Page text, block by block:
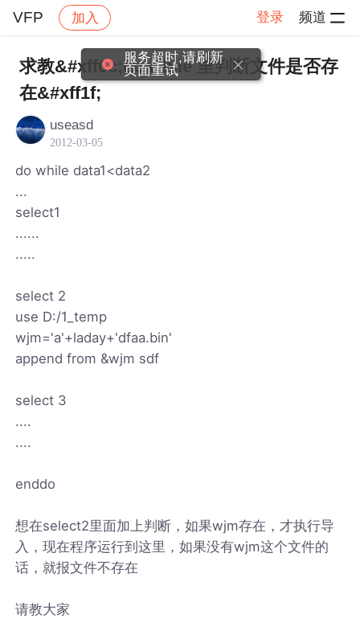
VFP 加入 登录 频道
社区 VFP 帖子详情
求教&#xff0c;do while 里判断文件是否存
在&#xff1f;
useasd
2012-03-05
do while data1<data2
...
select1
......
.....
select 2
use D:/1_temp
wjm='a'+laday+'dfaa.bin'
append from &wjm sdf
select 3
....
....
enddo
想在select2里面加上判断，如果wjm存在，才执行导
入，现在程序运行到这里，如果没有wjm这个文件的
话，就报文件不存在
请教大家
服务超时,请刷新
页面重试